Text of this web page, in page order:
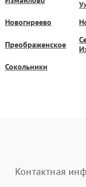
Новогиреево
Преображенское
Сокольники
Контактная